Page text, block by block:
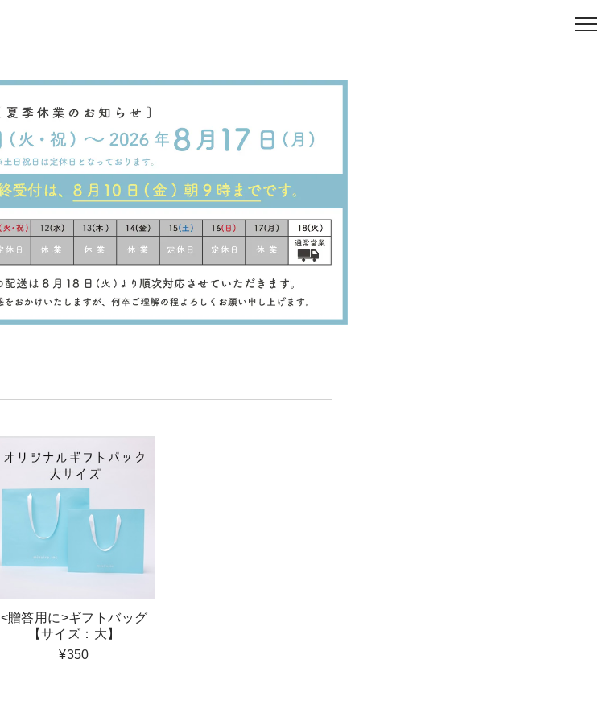
<贈答用に>ギフトバッグ
【サイズ：大】
¥350